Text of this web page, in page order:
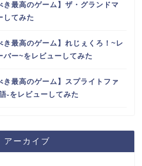
き最高のゲーム】ザ・グランドマ
してみた
き最高のゲーム】れじぇくろ！~レ
バー~をレビューしてみた
き最高のゲーム】スプライトファ
-をレビューしてみた
アーカイブ